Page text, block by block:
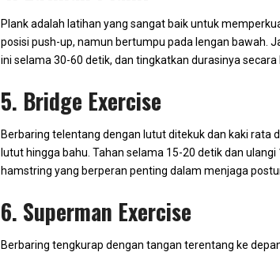
Plank adalah latihan yang sangat baik untuk
posisi push-up, namun bertumpu pada lengan bawah.
ini selama 30-60 detik, dan tingkatkan durasinya secara
5. Bridge Exercise
Berbaring telentang dengan lutut ditekuk dan kaki rata
lutut hingga bahu. Tahan selama 15-20 detik dan
hamstring yang berperan penting dalam menjaga
6. Superman Exercise
Berbaring tengkurap dengan tangan terentang ke